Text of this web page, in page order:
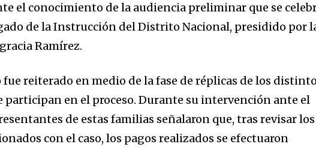
el conocimiento de la audiencia preliminar que se
de la Instrucción del Distrito Nacional, presidido por
Ramírez.
reiterado en medio de la fase de réplicas de los
participan en el proceso. Durante su intervención ante el
de estas familias señalaron que, tras revisar los
con el caso, los pagos realizados se efectuaron